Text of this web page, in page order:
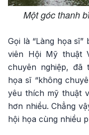
Một góc thanh
Gọi là “Làng họa
viên Hội Mỹ thuật
chuyên nghiệp, đã
họa sĩ “không
yêu thích mỹ thuật
hơn nhiều. Chẳng
hội họa cùng nhiều